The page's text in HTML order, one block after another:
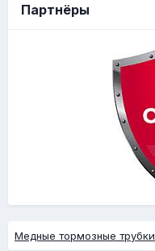
Партнёры
Медные тормозные трубки